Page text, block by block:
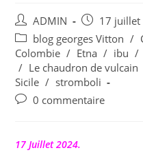
Auteur/autrice
de
la
publication :
ADMIN
Publication
publiée :
17 juillet
Post
category:
blog georges Vitton /
Colombie / Etna / ibu /
/ Le chaudron de vulcain
Sicile / stromboli
Commentaires
publication :
0 commentaire
17 Juillet 2024.